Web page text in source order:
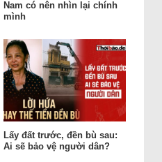
Nam có nên nhìn lại chính
mình
Lấy đất trước, đền bù sau:
Ai sẽ bảo vệ người dân?